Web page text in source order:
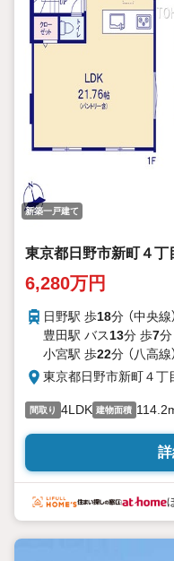
新築一戸建て
東京都日野市新町４丁
6,280万円
日野駅 歩18分 （中央線）
豊田駅 バス13分 歩7分
小宮駅 歩22分 （八高線）
東京都日野市新町４丁
間取り 4LDK 建物面積